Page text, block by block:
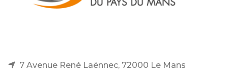
7 Avenue René Laënnec, 72000 Le Mans